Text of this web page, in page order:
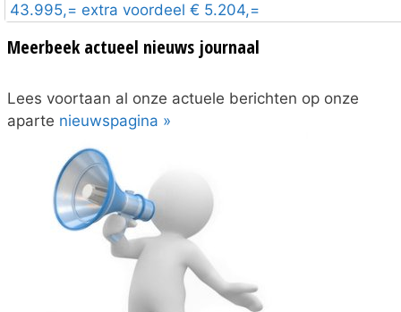
43.995,= extra voordeel € 5.204,=
Meerbeek actueel nieuws journaal
Lees voortaan al onze actuele berichten op onze
aparte nieuwspagina »